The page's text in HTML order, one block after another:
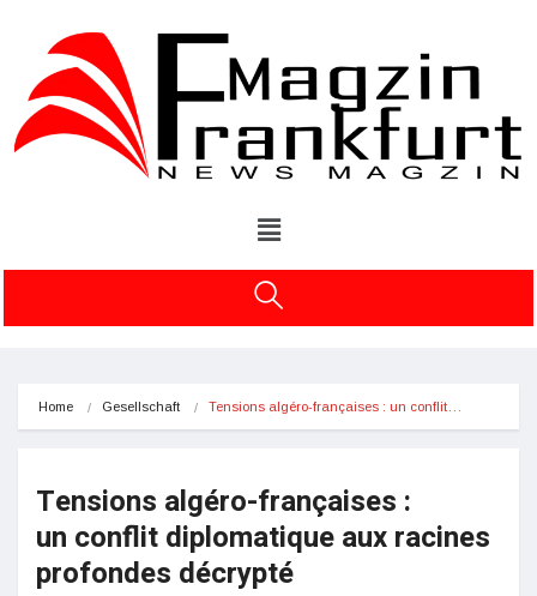
Home Gesellschaft Tensions algéro-françaises : un conflit…
Tensions algéro-françaises :
un conflit diplomatique aux racines
profondes décrypté